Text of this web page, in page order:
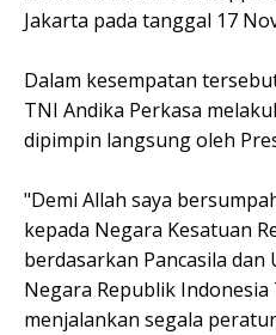
Jakarta pada tanggal 17
Dalam kesempatan
TNI Andika Perkasa
dipimpin langsung oleh
"Demi Allah saya
kepada Negara Kesatuan
berdasarkan Pancasila
Negara Republik
menjalankan segala